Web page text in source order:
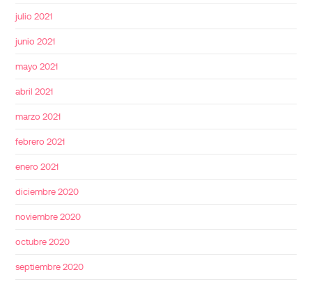
julio 2021
junio 2021
mayo 2021
abril 2021
marzo 2021
febrero 2021
enero 2021
diciembre 2020
noviembre 2020
octubre 2020
septiembre 2020